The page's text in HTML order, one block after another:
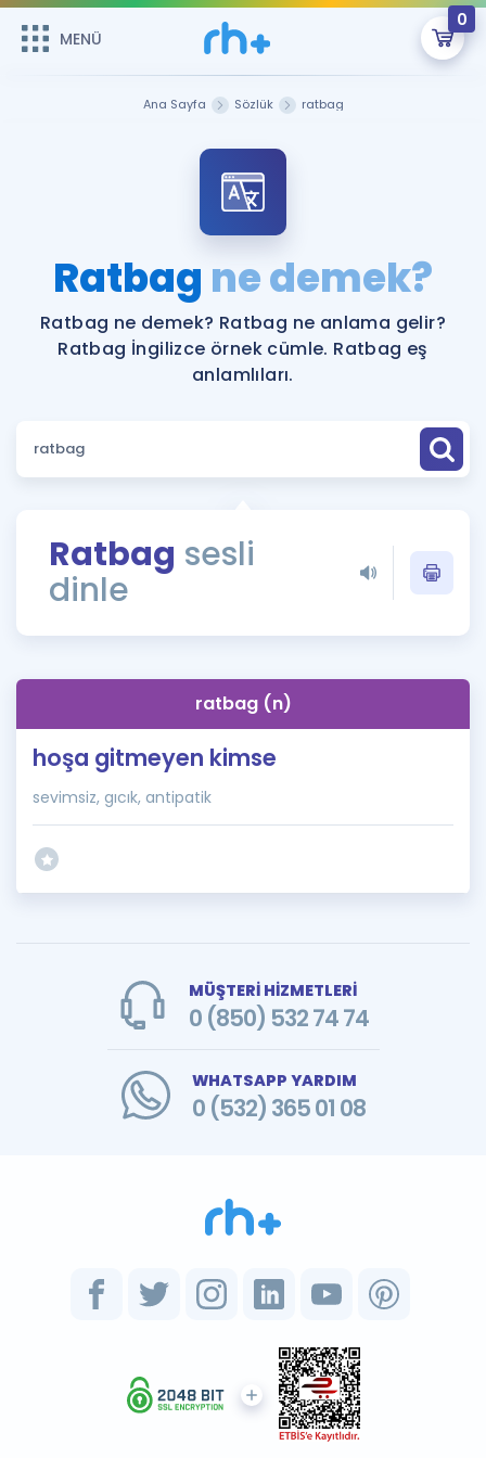
MENÜ
0
Şifremi Hatırlamıyorum
ÜYE DEĞİLİM
Sepetin Şu An Boş.
Remzi Hoca ile seni sınava hazırlayacak onlarca eğitim seni
bekliyor!
MENÜ
Katılımcı Görüşleri
Faydalı Araçlar
Sözlük
Rehberlik Aracı
ÖSYM Sınav Takvimi
İngilizce Gramer
Hakkımızda
Ana Sayfa Sözlük ratbag
Ratbag ne demek?
Ratbag ne demek? Ratbag ne anlama gelir?
Ratbag İngilizce örnek cümle. Ratbag eş
anlamlıları.
Ratbag sesli
dinle
ratbag (n)
hoşa gitmeyen kimse
sevimsiz, gıcık, antipatik
MÜŞTERİ HİZMETLERİ
0 (850) 532 74 74
WHATSAPP YARDIM
0 (532) 365 01 08